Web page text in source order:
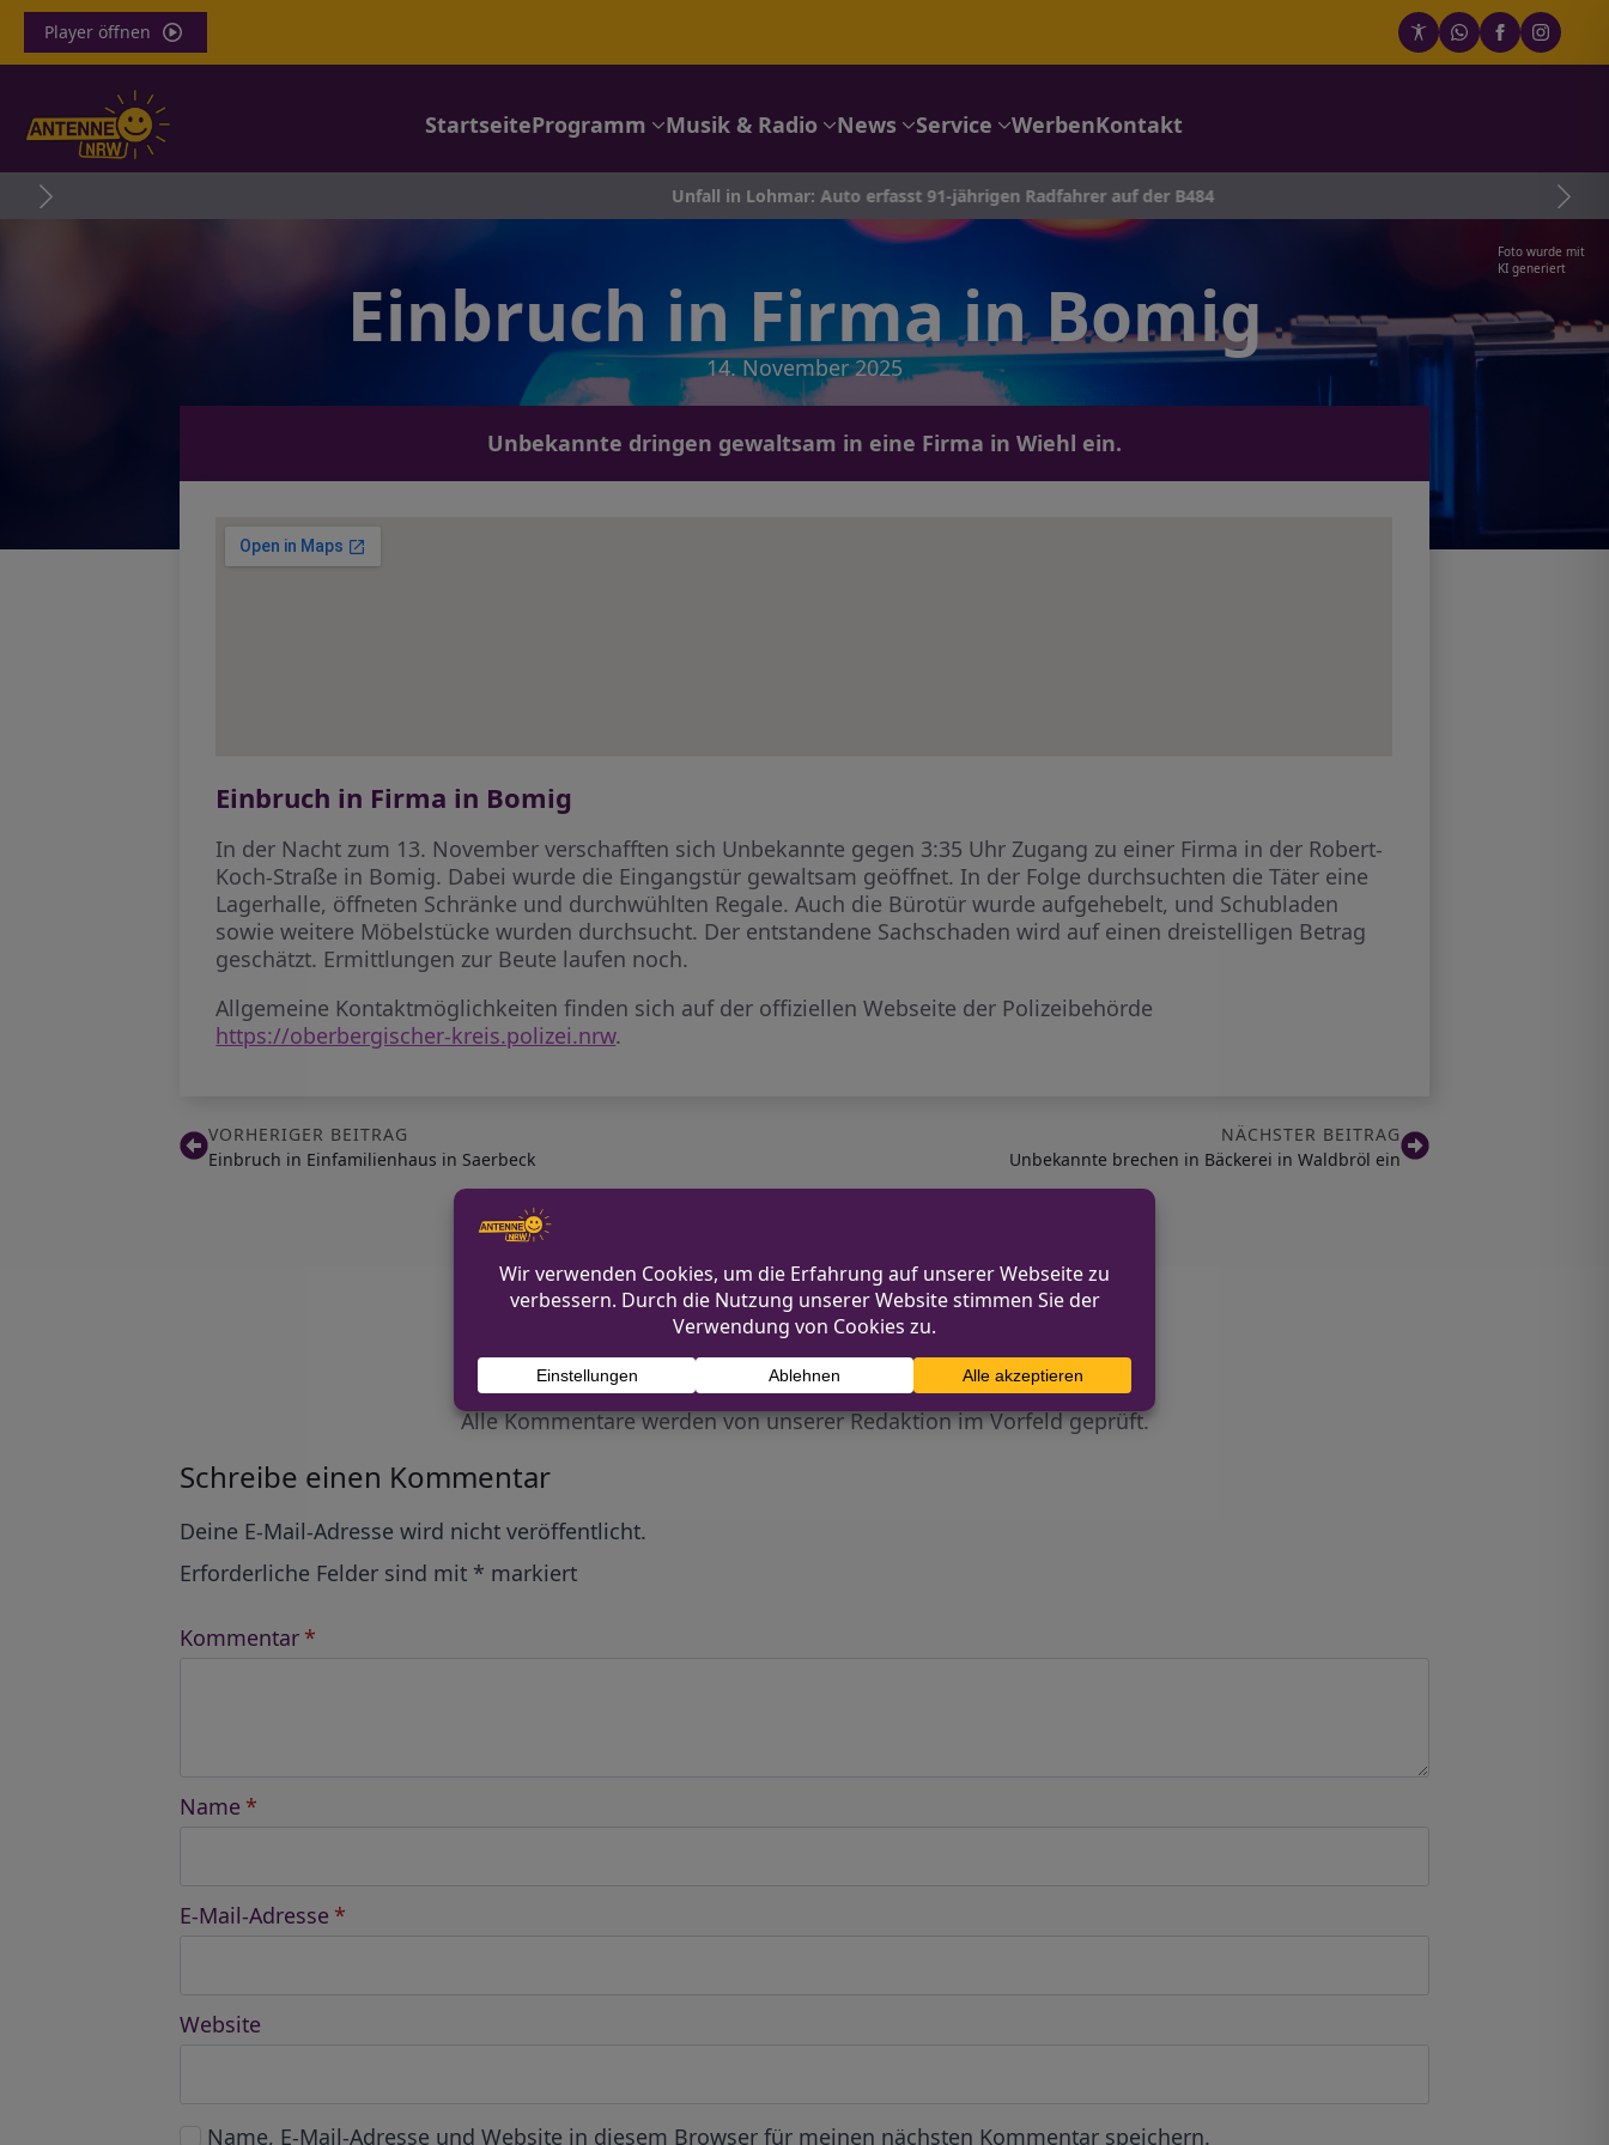
Player öffnen
StartseiteProgramm Musik & Radio News Service WerbenKontakt
Unfall in Lohmar: Auto erfasst 91-jährigen Radfahrer auf der B484
Foto wurde mit
KI generiert
Einbruch in Firma in Bomig
14. November 2025
Unbekannte dringen gewaltsam in eine Firma in Wiehl ein.
Einbruch in Firma in Bomig
In der Nacht zum 13. November verschafften sich Unbekannte gegen 3:35 Uhr Zugang zu einer Firma in der Robert-
Koch-Straße in Bomig. Dabei wurde die Eingangstür gewaltsam geöffnet. In der Folge durchsuchten die Täter eine
Lagerhalle, öffneten Schränke und durchwühlten Regale. Auch die Bürotür wurde aufgehebelt, und Schubladen
sowie weitere Möbelstücke wurden durchsucht. Der entstandene Sachschaden wird auf einen dreistelligen Betrag
geschätzt. Ermittlungen zur Beute laufen noch.
Allgemeine Kontaktmöglichkeiten finden sich auf der offiziellen Webseite der Polizeibehörde
https://oberbergischer-kreis.polizei.nrw.
VORHERIGER BEITRAG
Einbruch in Einfamilienhaus in Saerbeck
NÄCHSTER BEITRAG
Unbekannte brechen in Bäckerei in Waldbröl ein
Diskutiere mit!
Anonym und ganz ohne Anmeldezwang!
Alle Kommentare werden von unserer Redaktion im Vorfeld geprüft.
Schreibe einen Kommentar
Deine E-Mail-Adresse wird nicht veröffentlicht.
Erforderliche Felder sind mit * markiert
Kommentar *
Name *
E-Mail-Adresse *
Website
Name, E-Mail-Adresse und Website in diesem Browser für meinen nächsten Kommentar speichern.